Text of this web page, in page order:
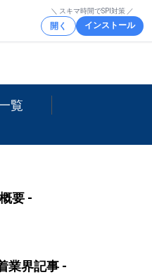
＼ スキマ時間でSPI対策 ／
開く インストール
覧
要 -
業界記事 -